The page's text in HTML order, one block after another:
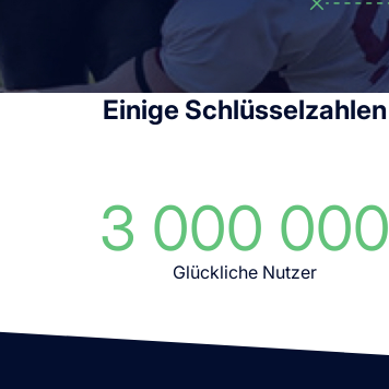
Einige Schlüsselzahlen
3 000 000
Glückliche Nutzer